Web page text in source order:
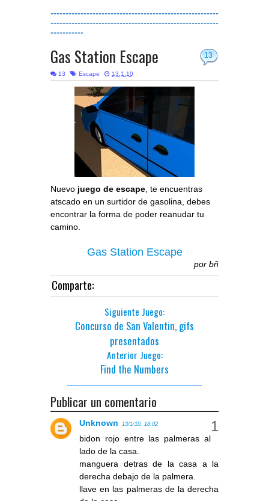
--------------------------------------------------------
--------------------------------------------------------
-----------
13
Gas Station Escape
13 Escape 13.1.10
Nuevo juego de escape, te encuentras
atscado en un surtidor de gasolina, debes
encontrar la forma de poder reanudar tu
camino.
Gas Station Escape
por bñ
Comparte:
Siguiente Juego:
Concurso de San Valentin, gifs
presentados
Anterior Juego:
Find the Numbers
Publicar un comentario
Unknown 13/1/10, 18:02
bidon rojo entre las palmeras al
lado de la casa.
manguera detras de la casa a la
derecha debajo de la palmera.
llave en las palmeras de la derecha